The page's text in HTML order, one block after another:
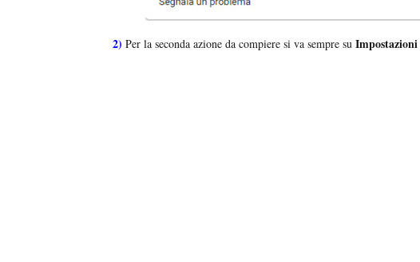
2) Per la seconda azione da compiere si va sempre su Impostazioni